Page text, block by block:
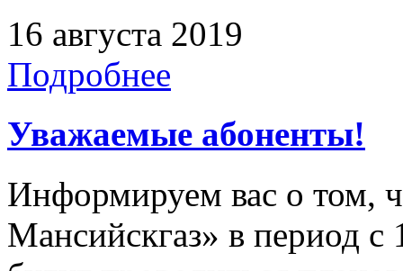
16 августа 2019
Подробнее
Уважаемые абоненты!
Информируем вас о том,
Мансийскгаз» в период с